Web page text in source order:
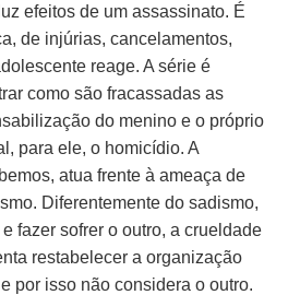
efeitos de um assassinato. É
de injúrias, cancelamentos,
reage. A série é
como são fracassadas as
do menino e o próprio
para ele, o homicídio. A
atua frente à ameaça de
Diferentemente do sadismo,
fazer sofrer o outro, a crueldade
restabelecer a organização
por isso não considera o outro.